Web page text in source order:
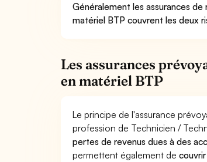
Généralement les assurances
matériel BTP couvrent les deux
Les assurances
en matériel BTP
Le principe de l'assurance
profession de Technicien /
pertes de revenus dues à des
permettent également de